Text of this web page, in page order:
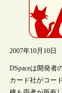
2007年10月10日
DSpaceは開発者
カード社がコー